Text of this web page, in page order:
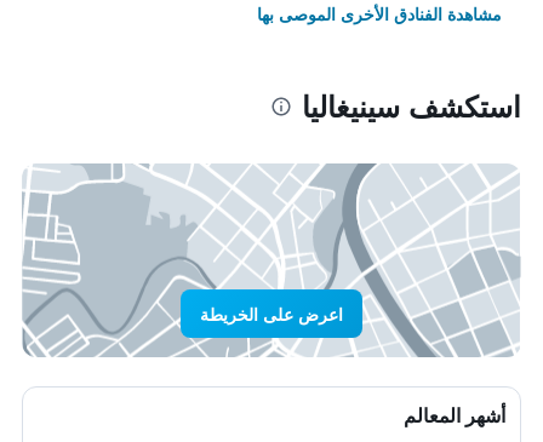
مشاهدة الفنادق الأخرى الموصى بها
استكشف سينيغاليا
اعرض على الخريطة
أشهر المعالم